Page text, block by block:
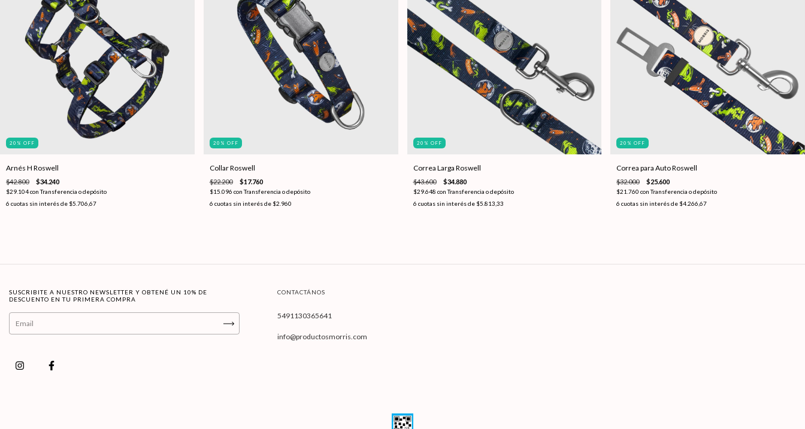
20 % OFF
Arnés H Roswell
$42.800 $34.240
$29.104con Transferencia o depósito
6 cuotas sin interés de $5.706,67
20 % OFF
Collar Roswell
$22.200 $17.760
$15.096 con Transferencia o depósito
6 cuotas sin interés de $2.960
20 % OFF
Correa Larga Roswell
$43.600 $34.880
$29.648 con Transferencia o depósito
6 cuotas sin interés de $5.813,33
20 %OFF
Correa para Auto Roswell
$32.000 $25.600
$21.760con Transferencia o depósito
6 cuotas sin interés de $4.266,67
SUSCRIBITE A NUESTRO NEWSLETTER Y OBTENÉ UN 10% DE
DESCUENTO EN TU PRIMERA COMPRA
CONTACTÁNOS
5491130365641
info@productosmorris.com